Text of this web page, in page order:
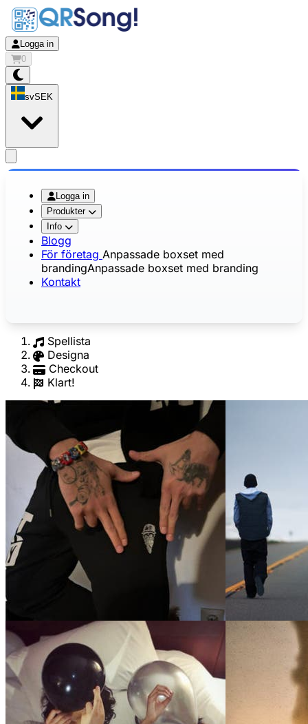
Logga in
0
svSEK
Logga in
Produkter
Info
Blogg
För företag Anpassade boxset med
brandingAnpassade boxset med branding
Kontakt
Spellista
Designa
Checkout
Klart!